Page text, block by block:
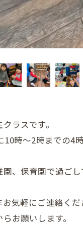
ラスです。
時～2時までの4
園、保育園で過ご
気軽にご連絡くだ
お願いします。